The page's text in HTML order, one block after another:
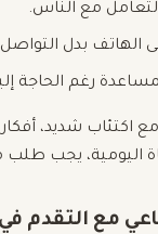
مع الناس.
الهاتف بدل
رغم الحاجة
اكتئاب شديد،
اليومية، يجب
مع التقدم